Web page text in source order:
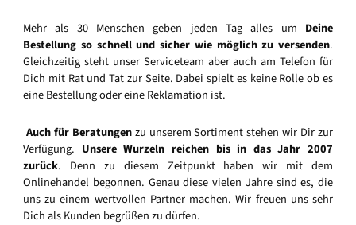
Mehr als 30 Menschen geben jeden Tag alles um Deine
Bestellung so schnell und sicher wie möglich zu versenden.
Gleichzeitig steht unser Serviceteam aber auch am Telefon für
Dich mit Rat und Tat zur Seite. Dabei spielt es keine Rolle ob es
eine Bestellung oder eine Reklamation ist.
Auch für Beratungenzu unserem Sortiment stehen wir Dir zur
Verfügung. Unsere Wurzeln reichen bis in das Jahr 2007
zurück. Denn zu diesem Zeitpunkt haben wir mit dem
Onlinehandel begonnen. Genau diese vielen Jahre sind es, die
uns zu einem wertvollen Partner machen. Wir freuen uns sehr
Dich als Kunden begrüßen zu dürfen.